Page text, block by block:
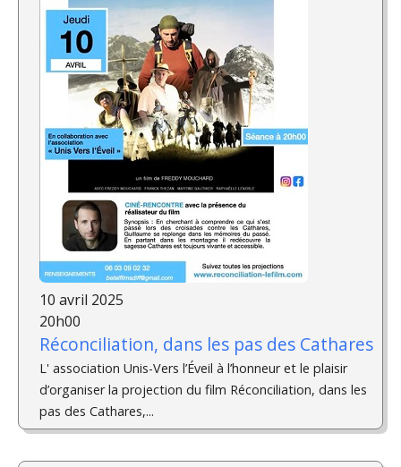
10 avril 2025
20h00
Réconciliation, dans les pas des Cathares
L' association Unis-Vers l’Éveil à l’honneur et le plaisir
d’organiser la projection du film Réconciliation, dans les
pas des Cathares,...